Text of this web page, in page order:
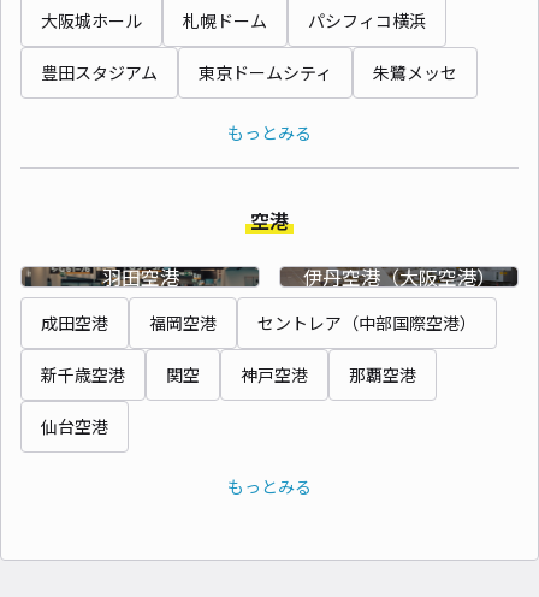
大阪城ホール 札幌ドーム パシフィコ横浜
豊田スタジアム 東京ドームシティ 朱鷺メッセ
もっとみる
空港
羽田空港
伊丹空港（大阪空港）
成田空港 福岡空港 セントレア（中部国際空港）
新千歳空港 関空 神戸空港 那覇空港
仙台空港
もっとみる